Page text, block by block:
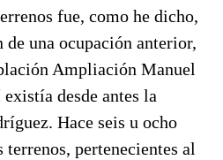
fue, como he dicho,
una ocupación anterior,
Ampliación Manuel
desde antes la
Hace seis u ocho
terrenos, pertenecientes al